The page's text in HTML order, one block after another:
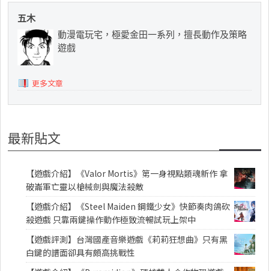
五木
動漫電玩宅，極愛金田一系列，擅長動作及策略
遊戲
更多文章
最新貼文
【遊戲介紹】《Valor Mortis》第一身視點類魂新作 拿
破崙軍亡靈以槍械劍與魔法殺敵
【遊戲介紹】《Steel Maiden 鋼鐵少女》快節奏肉鴿砍
殺遊戲 只靠兩鍵操作動作極致流暢試玩上架中
【遊戲評測】台灣國產音樂遊戲《莉莉狂想曲》只有黑
白鍵的譜面卻具有頗高挑戰性